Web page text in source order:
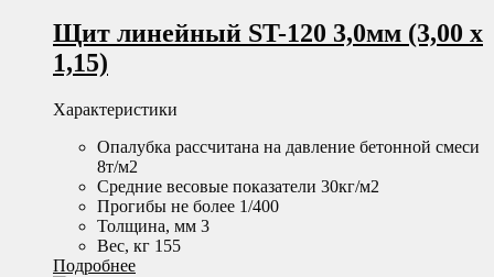
Щит линейный ST-120 3,0мм (3,00 х
1,15)
Характеристики
Опалубка рассчитана на давление бетонной смеси
8т/м2
Средние весовые показатели 30кг/м2
Прогибы не более 1/400
Толщина, мм 3
Вес, кг 155
Подробнее